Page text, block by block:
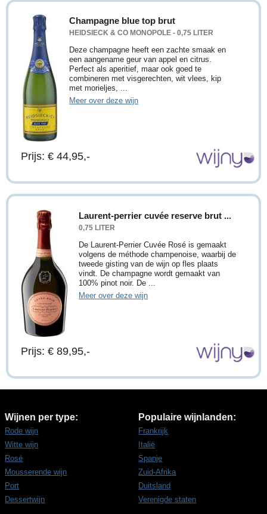
Champagne blue top brut
HEIDSIECK & CO MONOPOLE - 0,75 LITER
Deze champagne heeft een zachte smaak en
een aangename geur van appel en citrus.
Perfect als aperitief, maar ook goed te
combineren met visgerechten, wit vlees, kip
met morieljes, ...
Meer over deze wijn
Prijs: € 44,95,-
Laurent-perrier cuvée reserve brut ...
0,75 LITER
De Laurent-Perrier Cuvée Rosé is gemaakt
volgens de méthode champenoise, waarbij de
tweede gisting van de wijn op fles plaats
vindt. De champagne wordt gemaakt van
100% pinot noir. De ...
Meer over deze wijn
Prijs: € 89,95,-
Wijnen per type:
Rode wijn
Witte wijn
Rosé
Mousserende wijn
Port
Dessertwijn
Populaire wijnlanden:
Frankrijk
Italië
Spanje
Zuid-Afrika
Duitsland
Verenigde staten